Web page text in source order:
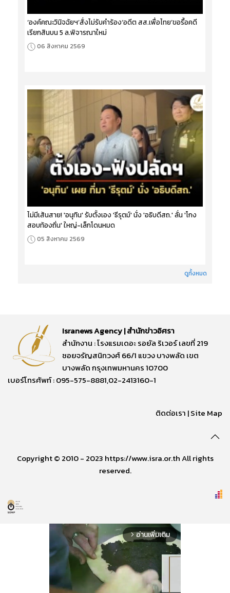
‘องค์คณะวินิจฉัยฯ’สั่งไม่รับคำร้อง‘อดีต สส.เพื่อไทย’ขอรื้อคดี
เรียกสินบน 5 ล.พิจารณาใหม่
06 สิงหาคม 2569
ไม่มีเส้นสาย! 'อนุทิน' รับตั้งเอง 'ธีรุตม์' นั่ง 'อธิบดีสถ.' ลั่น 'โกง
สอบท้องถิ่น' ใหญ่-เล็กโดนหมด
05 สิงหาคม 2569
ดูทั้งหมด
Isranews Agency | สำนักข่าวอิศรา
สำนักงาน : โรงแรมเดอะ รอยัล ริเวอร์ เลขที่ 219
ซอยจรัญสนิทวงศ์ 66/1 แขวง บางพลัด เขต
บางพลัด กรุงเทพมหานคร 10700
เบอร์โทรศัพท์ : 095-575-8881,02-2413160-1
ติดต่อเรา |Site Map
Copyright © 2010 - 2023 https://www.isra.or.th All rights
reserved.
arrow_forward_ios อ่านเพิ่มเติม